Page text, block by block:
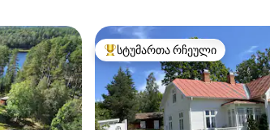
სტუმართა რჩეული მოწინავე
სტუმართა რჩეული